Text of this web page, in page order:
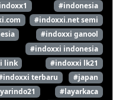
#indonesia
#indoxxi.net semi
#indoxxi ganool
#indoxxi indonesia
link
#indoxxi lk21
terbaru
#japan
#layarkaca